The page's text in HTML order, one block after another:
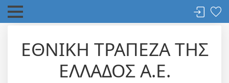
ΕΘΝΙΚΗ ΤΡΑΠΕΖΑ ΤΗΣ
ΕΛΛΑΔΟΣ Α.Ε.